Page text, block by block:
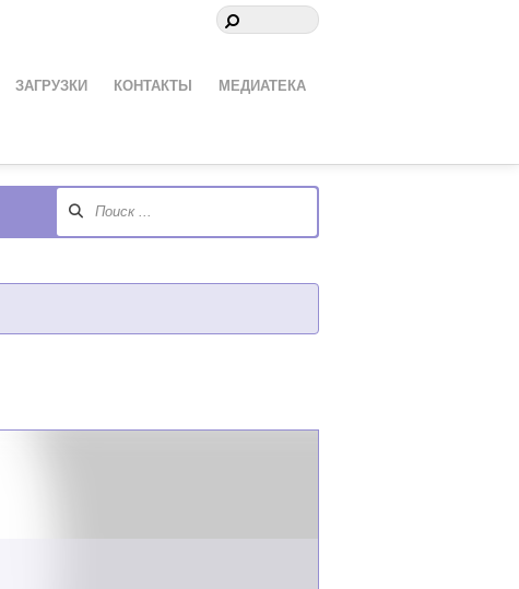
ЗАГРУЗКИ КОНТАКТЫ МЕДИАТЕКА